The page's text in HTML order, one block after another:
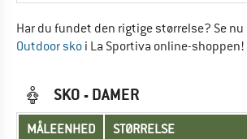
Har du fundet den rigtige størrelse? Se nu
Outdoor sko i La Sportiva online-shoppen!
SKO - DAMER
MÅLEENHED STØRRELSE